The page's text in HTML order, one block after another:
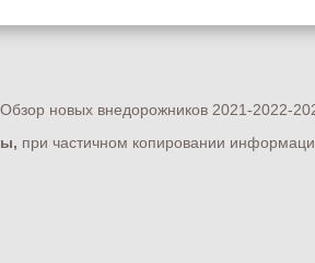
новых внедорожников 2021-2022-
при частичном копировании